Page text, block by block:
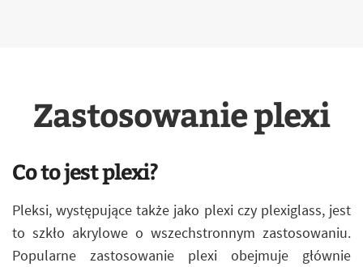
Zastosowanie plexi
Co to jest plexi?
Pleksi, występujące także jako plexi czy plexiglass, jest
to szkło akrylowe o wszechstronnym zastosowaniu.
Popularne zastosowanie plexi obejmuje głównie